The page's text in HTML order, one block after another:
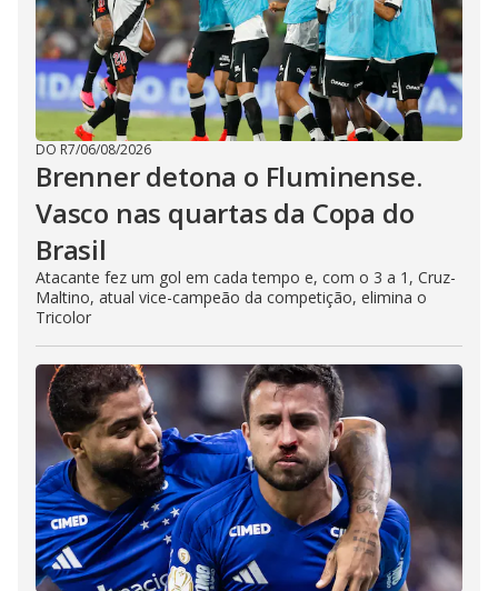
DO R7/06/08/2026
Brenner detona o Fluminense.
Vasco nas quartas da Copa do
Brasil
Atacante fez um gol em cada tempo e, com o 3 a 1, Cruz-
Maltino, atual vice-campeão da competição, elimina o
Tricolor